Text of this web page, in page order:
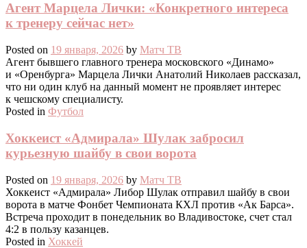
Агент Марцела Лички: «Конкретного интереса
к тренеру сейчас нет»
Posted on 19 января, 2026 by Матч ТВ
Агент бывшего главного тренера московского «Динамо»
и «Оренбурга» Марцела Лички Анатолий Николаев рассказал,
что ни один клуб на данный момент не проявляет интерес
к чешскому специалисту.
Posted in Футбол
Хоккеист «Адмирала» Шулак забросил
курьезную шайбу в свои ворота
Posted on 19 января, 2026 by Матч ТВ
Хоккеист «Адмирала» Либор Шулак отправил шайбу в свои
ворота в матче Фонбет Чемпионата КХЛ против «Ак Барса».
Встреча проходит в понедельник во Владивостоке, счет стал
4:2 в пользу казанцев.
Posted in Хоккей